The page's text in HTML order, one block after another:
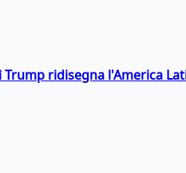
Trump ridisegna l'America